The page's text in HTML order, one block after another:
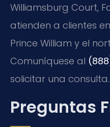
Williamsburg Court,
atienden a clientes
Prince William y el
Comuníquese al
solicitar una consulta.
Preguntas